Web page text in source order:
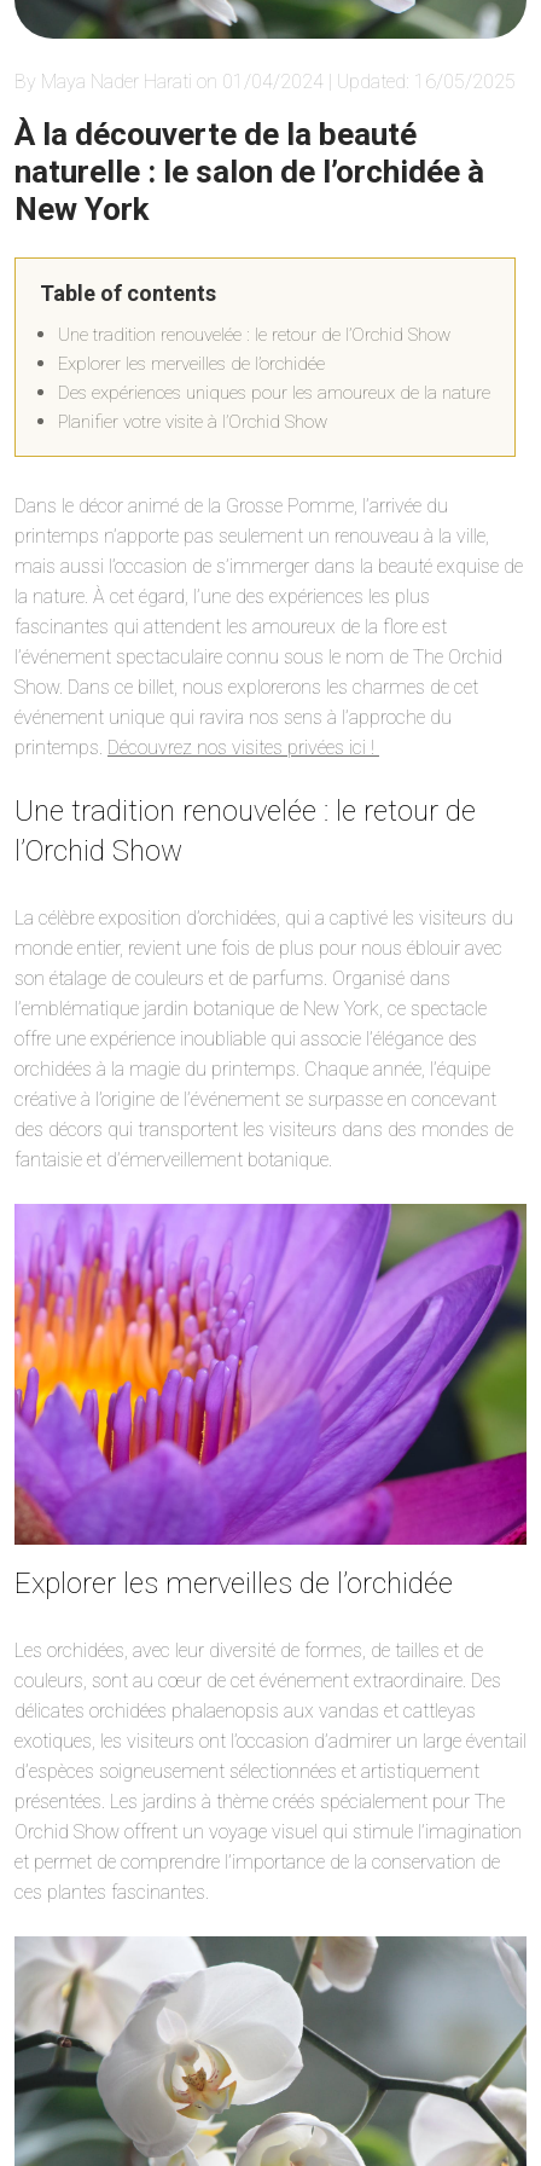
By Maya Nader Harati on 01/04/2024 | Updated: 16/05/2025
À la découverte de la beauté
naturelle : le salon de l’orchidée à
New York
Table of contents
Une tradition renouvelée : le retour de l’Orchid Show
Explorer les merveilles de l’orchidée
Des expériences uniques pour les amoureux de la nature
Planifier votre visite à l’Orchid Show
Dans le décor animé de la Grosse Pomme, l’arrivée du
printemps n’apporte pas seulement un renouveau à la ville,
mais aussi l’occasion de s’immerger dans la beauté exquise de
la nature. À cet égard, l’une des expériences les plus
fascinantes qui attendent les amoureux de la flore est
l’événement spectaculaire connu sous le nom de The Orchid
Show. Dans ce billet, nous explorerons les charmes de cet
événement unique qui ravira nos sens à l’approche du
printemps. Découvrez nos visites privées ici !
Une tradition renouvelée : le retour de
l’Orchid Show
La célèbre exposition d’orchidées, qui a captivé les visiteurs du
monde entier, revient une fois de plus pour nous éblouir avec
son étalage de couleurs et de parfums. Organisé dans
l’emblématique jardin botanique de New York, ce spectacle
offre une expérience inoubliable qui associe l’élégance des
orchidées à la magie du printemps. Chaque année, l’équipe
créative à l’origine de l’événement se surpasse en concevant
des décors qui transportent les visiteurs dans des mondes de
fantaisie et d’émerveillement botanique.
Explorer les merveilles de l’orchidée
Les orchidées, avec leur diversité de formes, de tailles et de
couleurs, sont au cœur de cet événement extraordinaire. Des
délicates orchidées phalaenopsis aux vandas et cattleyas
exotiques, les visiteurs ont l’occasion d’admirer un large éventail
d’espèces soigneusement sélectionnées et artistiquement
présentées. Les jardins à thème créés spécialement pour The
Orchid Show offrent un voyage visuel qui stimule l’imagination
et permet de comprendre l’importance de la conservation de
ces plantes fascinantes.